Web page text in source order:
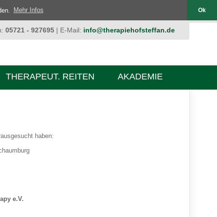
Mehr Infos Ok
05721 - 927695 | E-Mail: info@therapiehofsteffan.de
THERAPEUT. REITEN AKADEMIE
haben:
e.V.